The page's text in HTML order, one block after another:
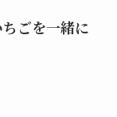
ごを一緒に